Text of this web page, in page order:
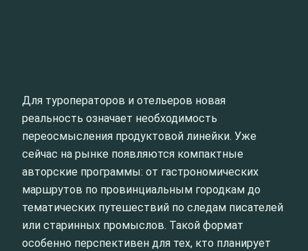
Для туроператоров и отельеров новая
реальность означает необходимость
переосмысления продуктовой линейки. Уже
сейчас на рынке появляются компактные
авторские программы: от гастрономических
маршрутов по провинциальным городкам до
тематических путешествий по следам писателей
или старинных промыслов. Такой формат
особенно перспективен для тех, кто планирует